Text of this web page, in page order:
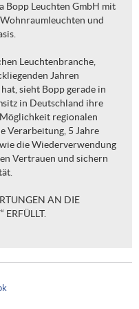
Bopp Leuchten GmbH mit
und
Leuchtenbranche,
Jahren
sieht Bopp gerade in
in Deutschland ihre
regionalen
Verarbeitung, 5 Jahre
die Wiederverwendung
Vertrauen und sichern
AN DIE